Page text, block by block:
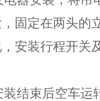
固定在两头的
安装行程开关
结束后空车运